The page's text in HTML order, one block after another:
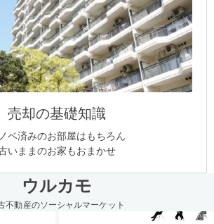
売却の基礎知識
ベ済みのお部屋はもちろん
いままのお家もおまかせ
ウルカモ
不動産のソーシャルマーケット